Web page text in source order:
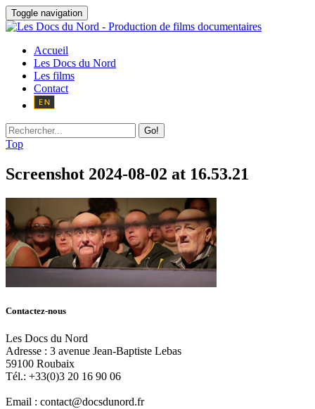
Toggle navigation
Accueil
Les Docs du Nord
Les films
Contact
Go!
Top
Screenshot 2024-08-02 at 16.53.21
Contactez-nous
Les Docs du Nord
Adresse : 3 avenue Jean-Baptiste Lebas
59100 Roubaix
Tél.: +33(0)3 20 16 90 06
Email : contact@docsdunord.fr